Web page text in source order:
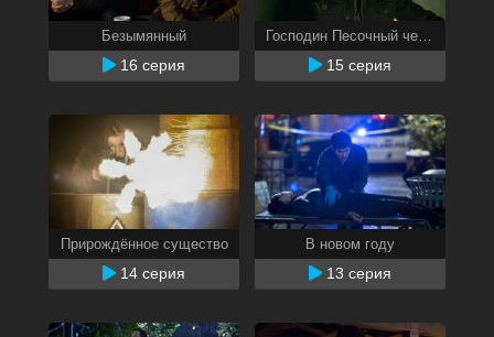
Безымянный
16 серия
Господин Песочный человек
15 серия
Прирождённое существо
14 серия
В новом году
13 серия